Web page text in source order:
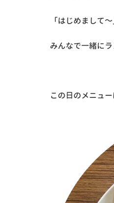
「はじめまして
みんなで一緒に
この日のメニュ